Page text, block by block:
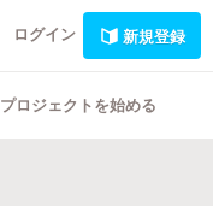
ログイン 新規登録
プロジェクトを始める